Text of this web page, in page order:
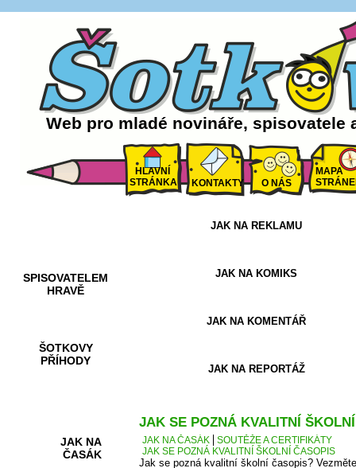
Web pro mladé novináře, spisovatele
HLAVNÍ
STRÁNKA
KONTAKTY O NÁS
MAPA
SPISOVATELEM
HRAVĚ
ŠOTKOVY
PŘÍHODY
JAK NA
ČASÁK
JAK NA REKLAMU
JAK NA KOMIKS
JAK NA KOMENTÁŘ
JAK NA REPORTÁŽ
JAK SE POZNÁ KVALITNÍ
JAK NA ČASÁK
SOUTĚŽE A CERTIFIKÁTY
JAK SE POZNÁ KVALITNÍ ŠKOLNÍ ČASOPIS
Jak se pozná kvalitní školní časopis?